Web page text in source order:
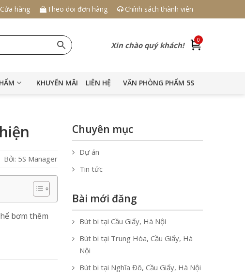
Cửa hàng Theo dõi đơn hàng Chính sách thành viên
Xin chào quý khách!
0
KHUYẾN MÃI LIÊN HỆ VĂN PHÒNG PHẨM 5S
Bởi: 5S Manager
bơm thêm
Chuyên mục
Dự án
Tin tức
Bài mới đăng
Bút bi tại Cầu Giấy, Hà Nội
Bút bi tại Trung Hòa, Cầu Giấy, Hà
Nội
Bút bi tại Nghĩa Đô, Cầu Giấy, Hà Nội